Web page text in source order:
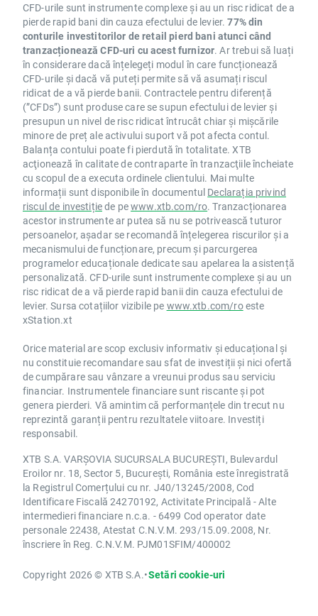
CFD-urile sunt instrumente complexe și au un risc ridicat de a
pierde rapid bani din cauza efectului de levier.77% din
conturile investitorilor de retail pierd bani atunci când
tranzacționează CFD-uri cu acest furnizor. Ar trebui să luați
în considerare dacă înțelegeți modul în care funcționează
CFD-urile și dacă vă puteți permite să vă asumați riscul
ridicat de a vă pierde banii. Contractele pentru diferență
(”CFDs”) sunt produse care se supun efectului de levier și
presupun un nivel de risc ridicat întrucât chiar și mișcările
minore de preț ale activului suport vă pot afecta contul.
Balanța contului poate fi pierdută în totalitate. XTB
acţionează în calitate de contraparte în tranzacţiile încheiate
cu scopul de a executa ordinele clientului. Mai multe
informații sunt disponibile în documentul Declarația privind
riscul de investițiede pewww.xtb.com/ro. Tranzacționarea
acestor instrumente ar putea să nu se potrivească tuturor
persoanelor, așadar se recomandă înțelegerea riscurilor și a
mecanismului de funcționare, precum și parcurgerea
programelor educaționale dedicate sau apelarea la asistență
personalizată. CFD-urile sunt instrumente complexe și au un
risc ridicat de a vă pierde rapid banii din cauza efectului de
levier. Sursa cotațiilor vizibile pe www.xtb.com/roeste
xStation.xt
Orice material are scop exclusiv informativ și educațional și
nu constituie recomandare sau sfat de investiții și nici ofertă
de cumpărare sau vânzare a vreunui produs sau serviciu
financiar. Instrumentele financiare sunt riscante și pot
genera pierderi. Vă amintim că performanțele din trecut nu
reprezintă garanții pentru rezultatele viitoare. Investiți
responsabil.
XTB S.A. VARȘOVIA SUCURSALA BUCUREȘTI, Bulevardul
Eroilor nr. 18, Sector 5, București, România este înregistrată
la Registrul Comerțului cu nr. J40/13245/2008, Cod
Identificare Fiscală 24270192, Activitate Principală - Alte
intermedieri financiare n.c.a. - 6499 Cod operator date
personale 22438, Atestat C.N.V.M. 293/15.09.2008, Nr.
înscriere în Reg. C.N.V.M. PJM01SFIM/400002
Copyright 2026 © XTB S.A.•Setări cookie-uri